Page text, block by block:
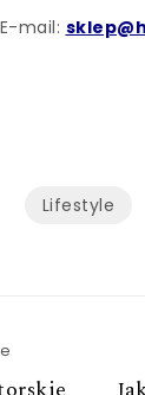
mail:
Lifestyle